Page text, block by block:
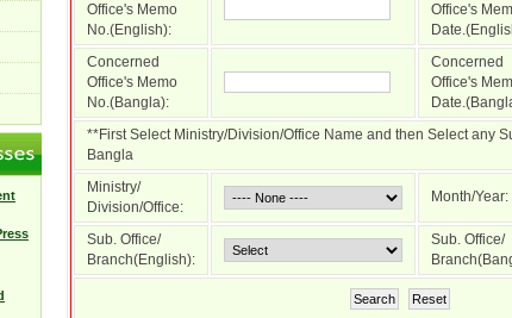
Office's Memo
No.(English):
Office's
Concerned
Office's Memo
No.(Bangla):
Concerned
Office's
**First Select Ministry/Division/Office Name and then Select any
Bangla
Ministry/
Division/Office:
Month/Year:
Sub. Office/
Branch(English):
Sub. Office/
Search Reset